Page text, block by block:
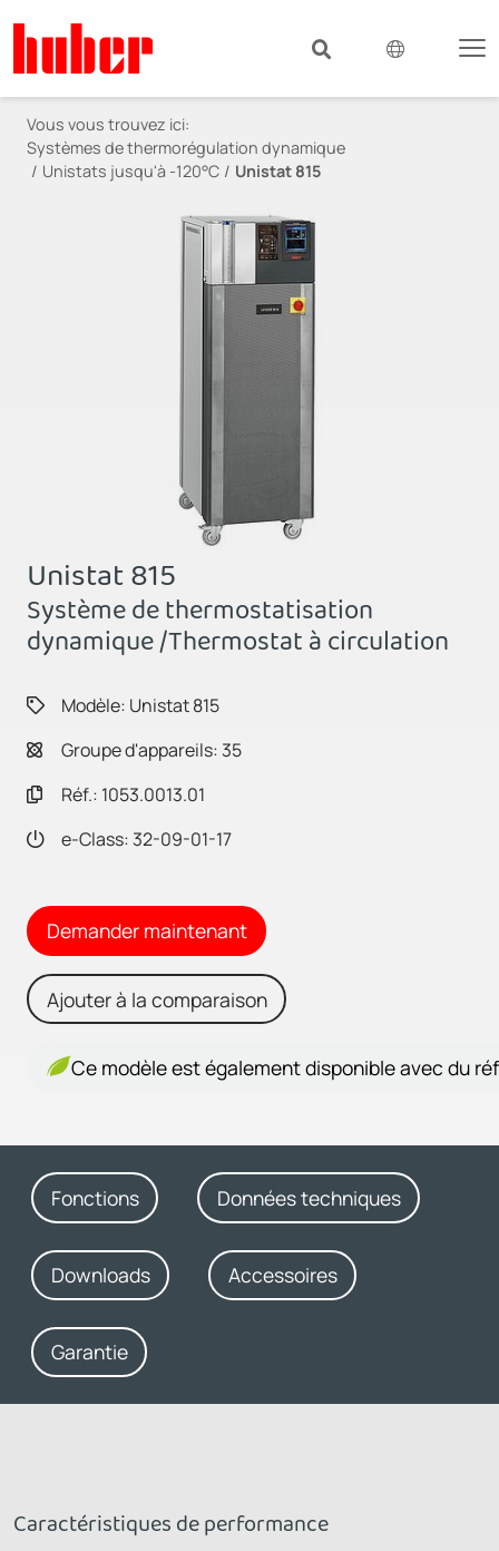
Vous vous trouvez ici:
Systèmes de thermorégulation dynamique
Unistats jusqu'à -120°C
Unistat 815
Unistat 815
Système de thermostatisation
dynamique /Thermostat à circulation
Modèle: Unistat 815
Groupe d'appareils: 35
Réf.: 1053.0013.01
e-Class: 32-09-01-17
Demander maintenant
Ajouter à la comparaison
Ce modèle est également disponible avec du
Fonctions Données techniques
Downloads Accessoires
Garantie
Caractéristiques de performance